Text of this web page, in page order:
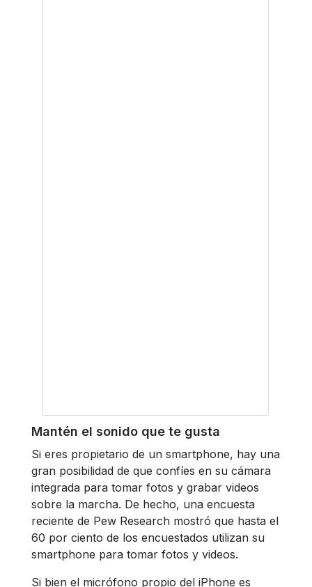
Mantén el sonido que te gusta
Si eres propietario de un smartphone, hay una
gran posibilidad de que confíes en su cámara
integrada para tomar fotos y grabar videos
sobre la marcha. De hecho, una encuesta
reciente de Pew Research mostró que hasta el
60 por ciento de los encuestados utilizan su
smartphone para tomar fotos y videos.
Si bien el micrófono propio del iPhone es